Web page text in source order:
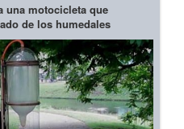
una motocicleta que
de los humedales